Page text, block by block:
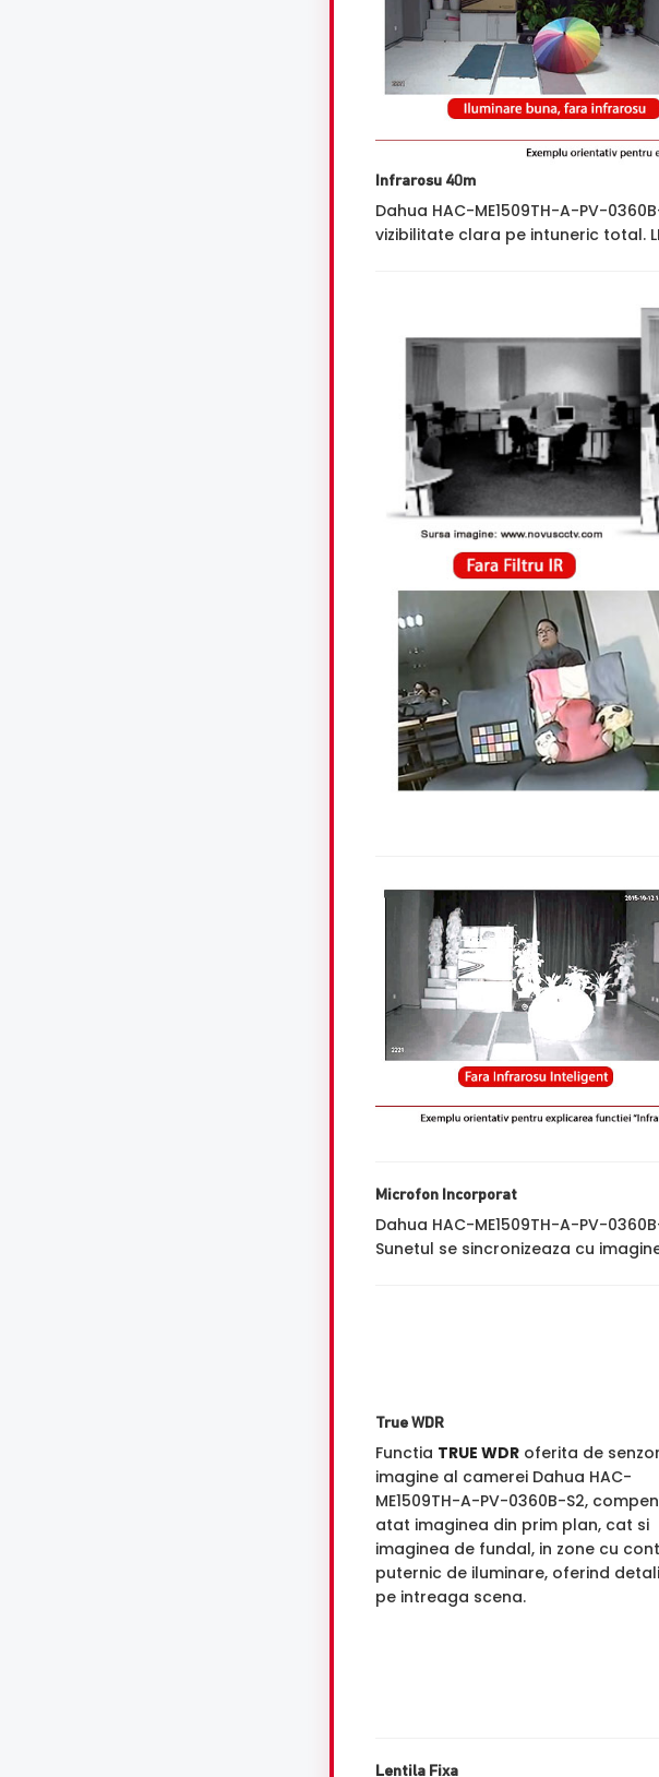
Infrarosu 40m
Dahua HAC-ME1509TH-A-PV-
vizibilitate clara pe intuneric total.
Microfon Incorporat
Dahua HAC-ME1509TH-A-PV-
Sunetul se sincronizeaza cu
True WDR
Functia TRUE WDR oferita de
imagine al camerei Dahua HAC-
ME1509TH-A-PV-0360B-S2,
atat imaginea din prim plan, cat si
imaginea de fundal, in zone cu
puternic de iluminare, oferind
pe intreaga scena.
Lentila Fixa